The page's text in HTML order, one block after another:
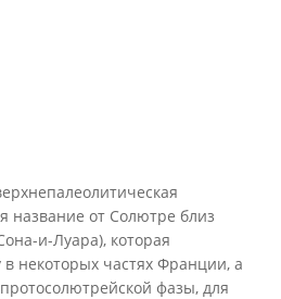
название от Солютре близ
и-Луара), которая
некоторых частях Франции, а
фазы, для